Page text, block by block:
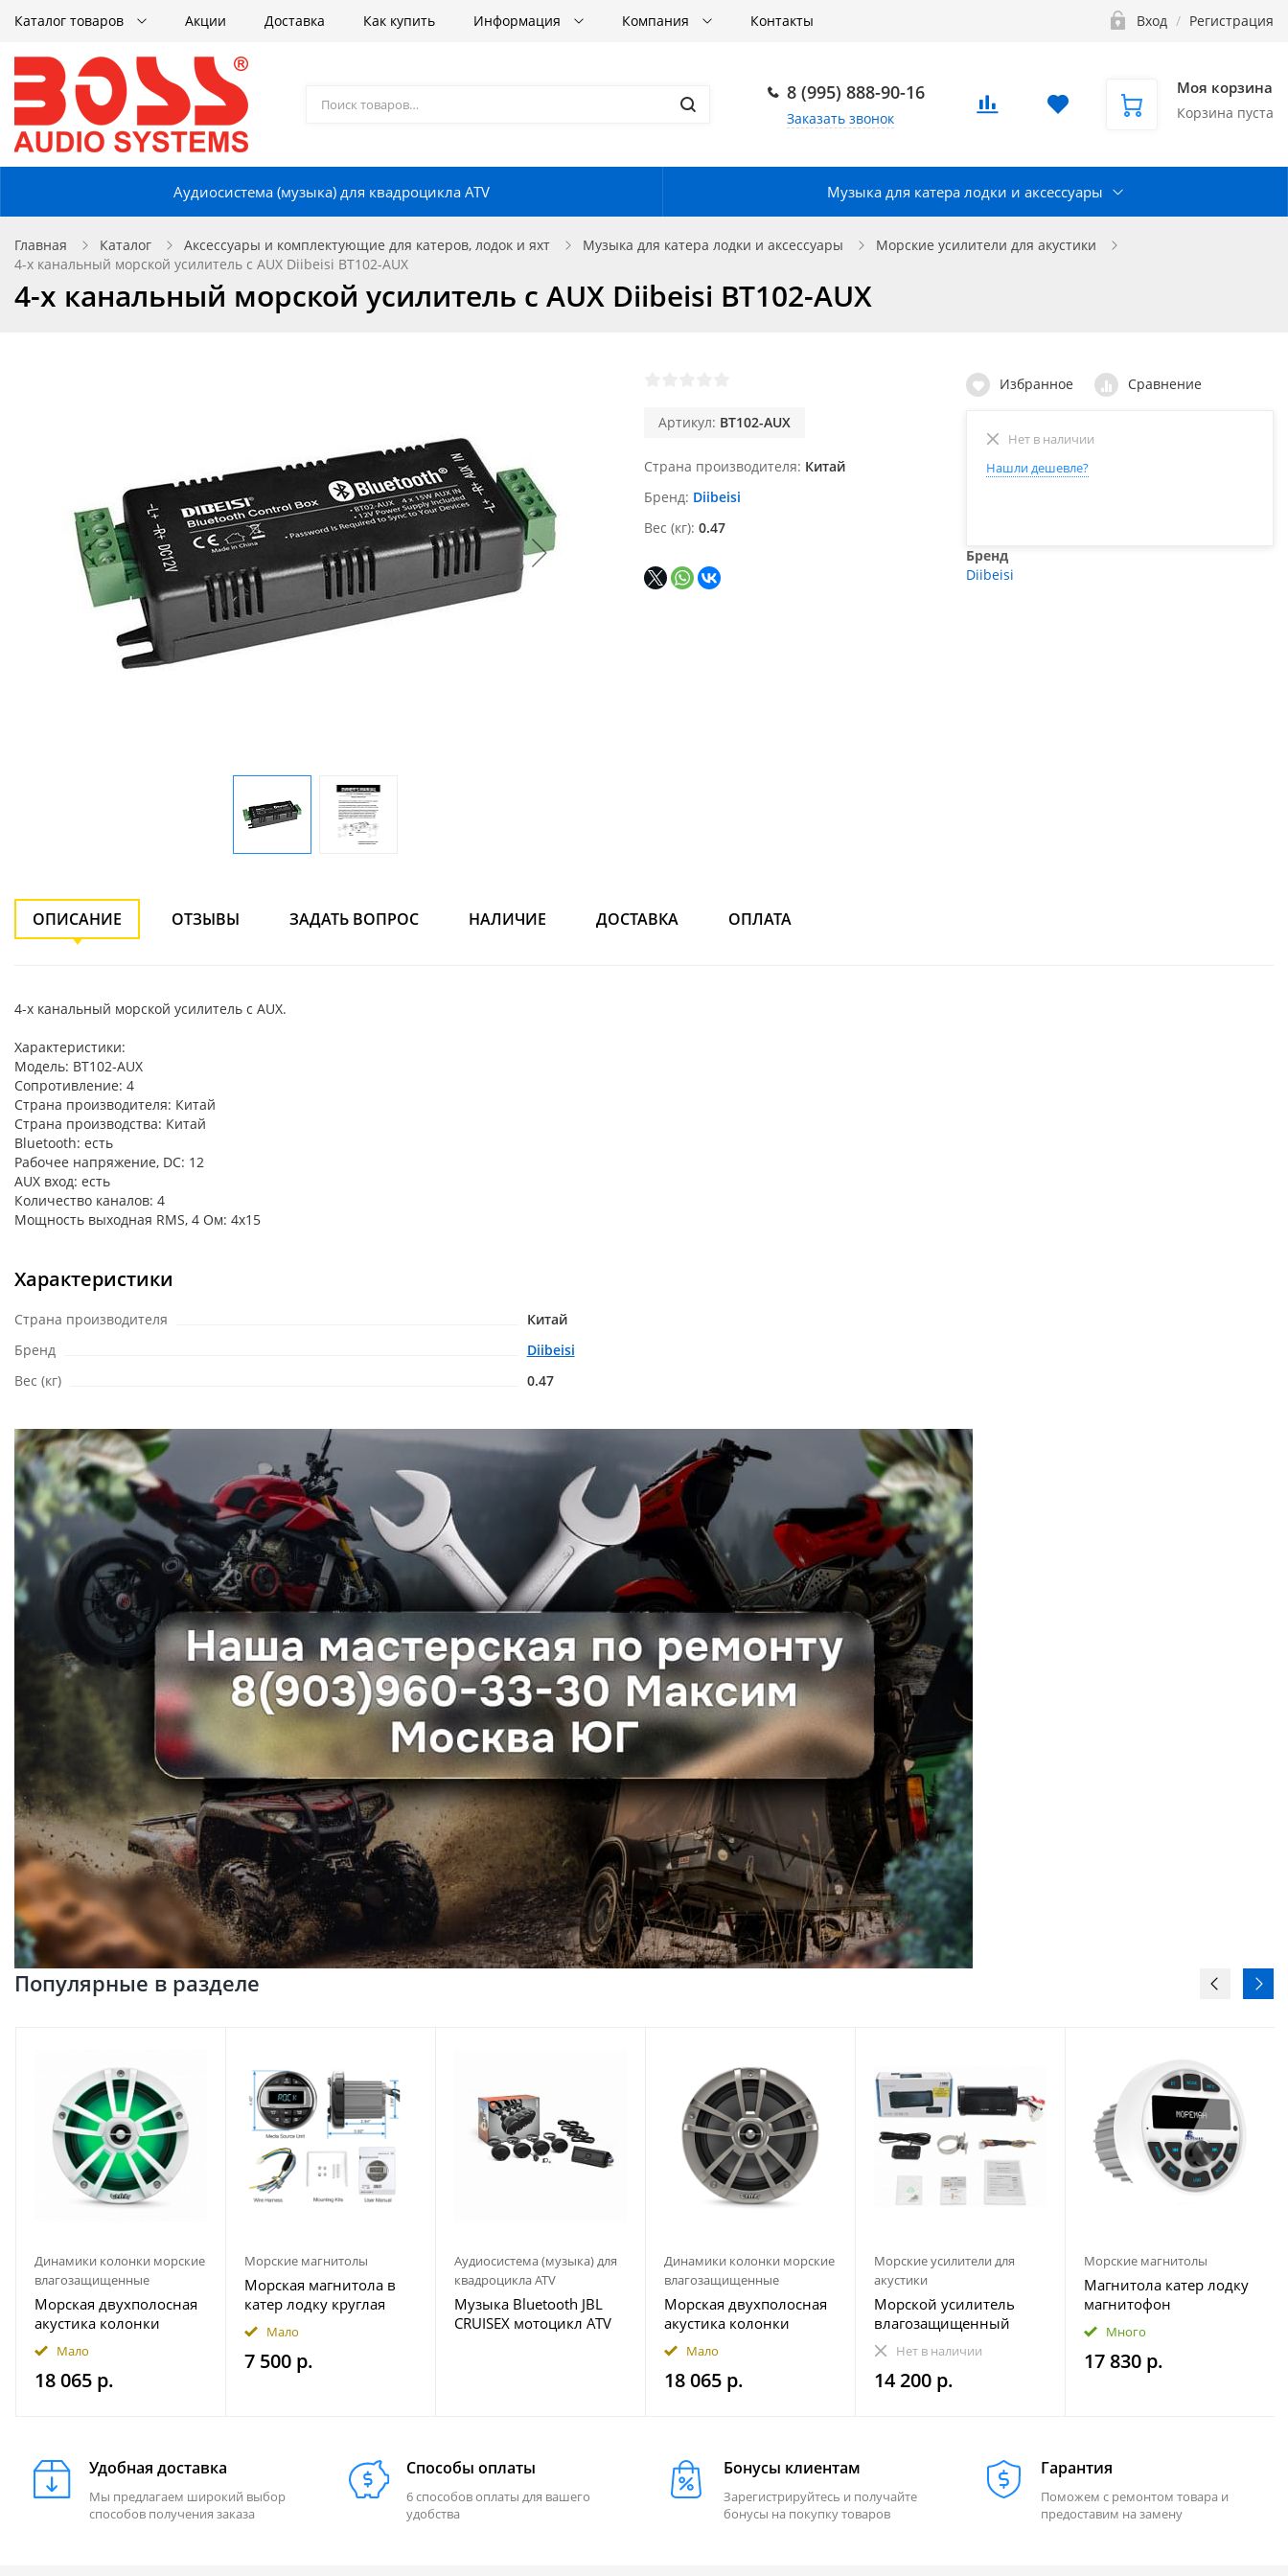
Каталог товаров Акции Доставка Как купить Информация Компания Контакты Вход / Регистрация
8 (995) 888-90-16
Заказать звонок
Моя корзина
Корзина пуста
Аудиосистема (музыка) для квадроцикла ATV Музыка для катера лодки и аксессуары
Главная Каталог Аксессуары и комплектующие для катеров, лодок и яхт Музыка для катера лодки и аксессуары
Морские усилители для акустики
4-х канальный морской усилитель с AUX Diibeisi BT102-AUX
4-х канальный морской усилитель с AUX Diibeisi BT102-AUX
Артикул: BT102-AUX
Страна производителя Китай
Бренд Diibeisi
Вес (кг) 0.47
Избранное Сравнение
Нет в наличии
Нашли дешевле?
Бренд
Diibeisi
ОПИСАНИЕ ОТЗЫВЫ ЗАДАТЬ ВОПРОС НАЛИЧИЕ ДОСТАВКА ОПЛАТА
4-х канальный морской усилитель с AUX.
Характеристики:
Модель: BT102-AUX
Сопротивление: 4
Страна производителя: Китай
Страна производства: Китай
Bluetooth: есть
Рабочее напряжение, DC: 12
AUX вход: есть
Количество каналов: 4
Мощность выходная RMS, 4 Ом: 4х15
Характеристики
Страна производителя
Китай
Бренд
Diibeisi
Вес (кг)
0.47
Популярные в разделе
Динамики колонки морские
влагозащищенные
Морская двухполосная
акустика колонки
INFINITY 622MLW
Мало
18 065 р.
Морские магнитолы
Морская магнитола в
катер лодку круглая
Bluetooth AKAMATE MS-
10RV
Мало
7 500 р.
Аудиосистема (музыка) для
квадроцикла ATV
Музыка Bluetooth JBL
CRUISEX мотоцикл ATV
Динамики колонки морские
влагозащищенные
Морская двухполосная
акустика колонки
INFINITY 622MLT
Мало
18 065 р.
Морские усилители для
акустики
Морской усилитель
влагозащищенный
Velex VX-502
Нет в наличии
14 200 р.
Морские магнитолы
Магнитола катер лодку
магнитофон
влагозащищенная
МОРЕМАН XFa-НЕ820
Много
17 830 р.
Удобная доставка
Мы предлагаем широкий выбор
способов получения заказа
Способы оплаты
6 способов оплаты для вашего
удобства
Бонусы клиентам
Зарегистрируйтесь и получайте
бонусы на покупку товаров
Гарантия
Поможем с ремонтом товара и
предоставим на замену